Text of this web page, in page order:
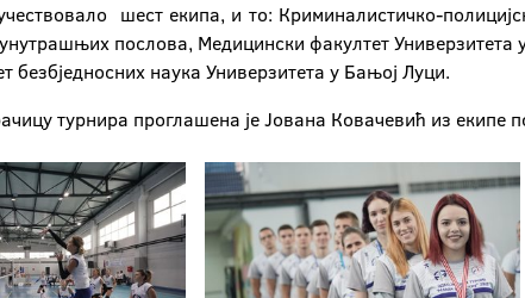
шест екипа, и то: Криминалистичко-
послова, Медицински факултет
безбједносних наука Универзитета у Бањој Луци.
турнира проглашена је Јована Ковачевић из екипе